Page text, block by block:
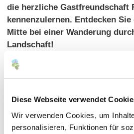
Diese Webseite verwendet
Wir verwenden Cookies, um
personalisieren, Funktionen für
die herzliche Gastfreundschaft
kennenzulernen. Entdecken
Mitte bei einer Wanderung
Landschaft!